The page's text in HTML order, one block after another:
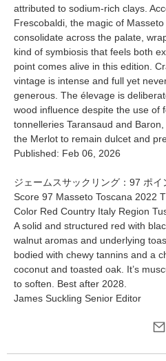
attributed to sodium-rich clays.
Frescobaldi, the magic of
consolidate across the palate,
kind of symbiosis that feels both
point comes alive in this edition.
vintage is intense and full yet
generous. The élevage is
wood influence despite the use of
tonnelleries Taransaud and
the Merlot to remain dulcet and
Published: Feb 06, 2026
ジェームスサックリング：97 ポイ
Score 97 Masseto Toscana 2022
Color Red Country Italy Region
A solid and structured red with
walnut aromas and underlying
bodied with chewy tannins and a
coconut and toasted oak. It’s
to soften. Best after 2028.
James Suckling Senior Editor